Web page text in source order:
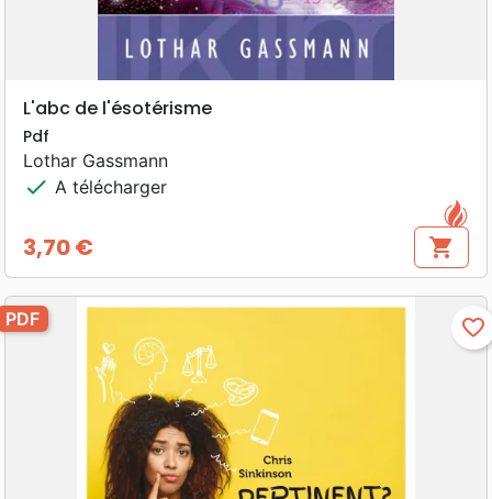
L'abc de l'ésotérisme
Pdf
Lothar Gassmann
check A télécharger
Prix
3,70 € shopping_cart
PDF favorite_border